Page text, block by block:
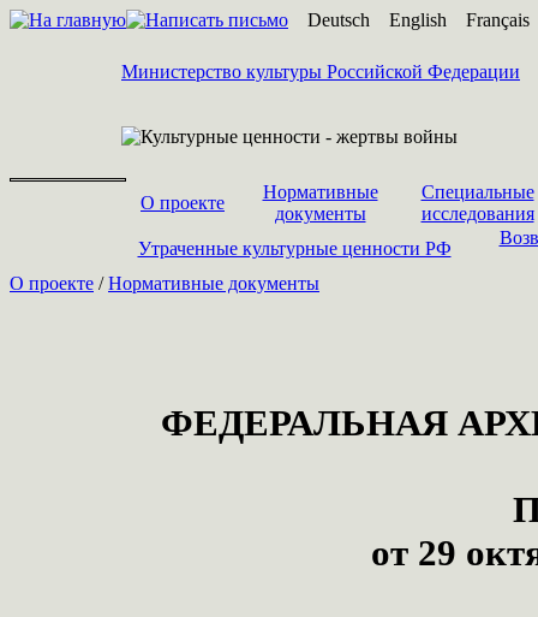
Deutsch English Français
Министерство культуры Российской Федерации
О проекте
Нормативные
документы
Специальные
исследования
Утраченные культурные ценности РФ
О проекте /Нормативные документы
ФЕДЕРАЛЬНАЯ
от 29